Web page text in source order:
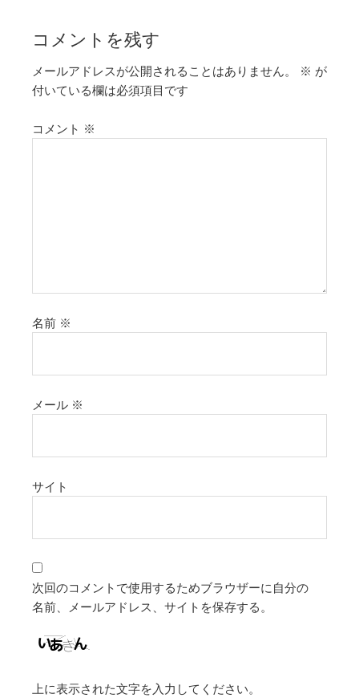
コメントを残す
メールアドレスが公開されることはありません。 ※ が
付いている欄は必須項目です
コメント ※
名前 ※
メール ※
サイト
次回のコメントで使用するためブラウザーに自分の
名前、メールアドレス、サイトを保存する。
上に表示された文字を入力してください。